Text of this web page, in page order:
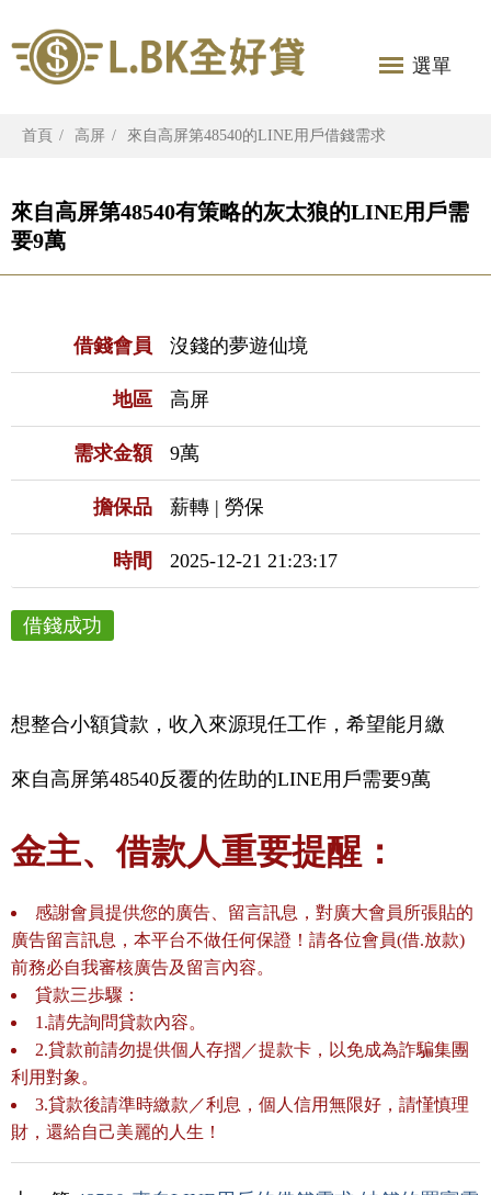
選單
首頁 高屏 來自高屏第48540的LINE用戶借錢需求
來自高屏第48540有策略的灰太狼的LINE用戶需
要9萬
借錢會員 沒錢的夢遊仙境
地區 高屏
需求金額 9萬
擔保品 薪轉 | 勞保
時間 2025-12-21 21:23:17
借錢成功
想整合小額貸款，收入來源現任工作，希望能月繳
來自高屏第48540反覆的佐助的LINE用戶需要9萬
金主、借款人重要提醒：
感謝會員提供您的廣告、留言訊息，對廣大會員所張貼的
廣告留言訊息，本平台不做任何保證！請各位會員(借.放款)
前務必自我審核廣告及留言內容。
貸款三歩驟：
1.請先詢問貸款內容。
2.貸款前請勿提供個人存摺／提款卡，以免成為詐騙集團
利用對象。
3.貸款後請準時繳款／利息，個人信用無限好，請慬慎理
財，還給自己美麗的人生！